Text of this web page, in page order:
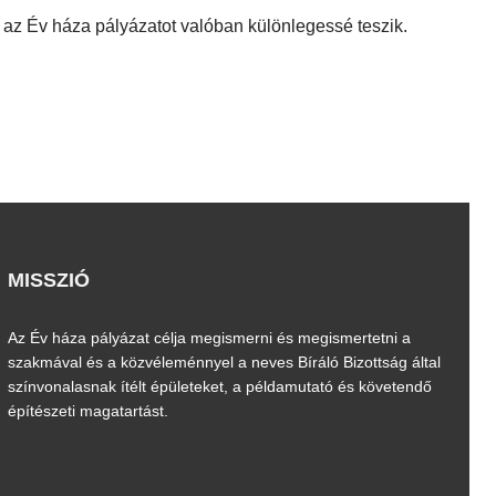
Év háza pályázatot valóban különlegessé teszik.
MISSZIÓ
Az Év háza pályázat célja megismerni és megismertetni a
szakmával és a közvéleménnyel a neves Bíráló Bizottság által
színvonalasnak ítélt épületeket, a példamutató és követendő
építészeti magatartást.